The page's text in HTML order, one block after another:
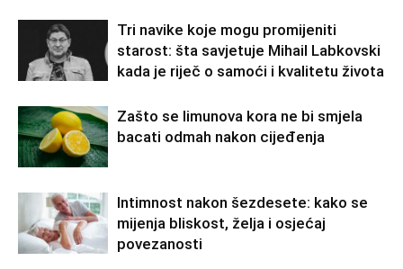
Tri navike koje mogu promijeniti
starost: šta savjetuje Mihail Labkovski
kada je riječ o samoći i kvalitetu života
Zašto se limunova kora ne bi smjela
bacati odmah nakon cijeđenja
Intimnost nakon šezdesete: kako se
mijenja bliskost, želja i osjećaj
povezanosti